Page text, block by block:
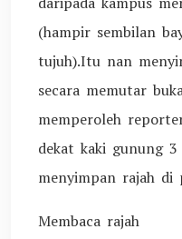
(hampir sembilan
tujuh).Itu nan
secara memutar
memperoleh
dekat kaki gunung
menyimpan rajah di
Membaca rajah